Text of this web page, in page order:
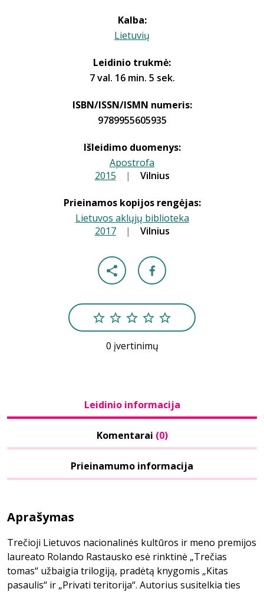
Kalba:
Lietuvių
Leidinio trukmė:
7 val. 16 min. 5 sek.
ISBN/ISSN/ISMN numeris:
9789955605935
Išleidimo duomenys:
Apostrofa
2015 | Vilnius
Prieinamos kopijos rengėjas:
Lietuvos aklųjų biblioteka
2017 | Vilnius
0 įvertinimų
Leidinio informacija
Komentarai (0)
Prieinamumo informacija
Aprašymas
Trečioji Lietuvos nacionalinės kultūros ir meno premijos
laureato Rolando Rastausko esė rinktinė „Trečias
tomas“ užbaigia trilogiją, pradėtą knygomis „Kitas
pasaulis“ ir „Privati teritorija“. Autorius susitelkia ties